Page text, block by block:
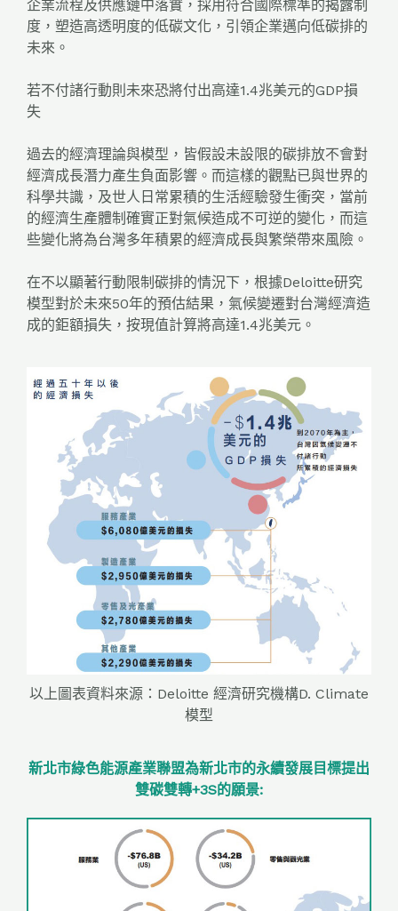
企業流程及供應鏈中落實，採用符合國際標準的揭露制
度，塑造高透明度的低碳文化，引領企業邁向低碳排的
未來。
若不付諸行動則未來恐將付出高達1.4兆美元的GDP損
失
過去的經濟理論與模型，皆假設未設限的碳排放不會對
經濟成長潛力產生負面影響。而這樣的觀點已與世界的
科學共識，及世人日常累積的生活經驗發生衝突，當前
的經濟生產體制確實正對氣候造成不可逆的變化，而這
些變化將為台灣多年積累的經濟成長與繁榮帶來風險。
在不以顯著行動限制碳排的情況下，根據Deloitte研究
模型對於未來50年的預估結果，氣候變遷對台灣經濟造
成的鉅額損失，按現值計算將高達1.4兆美元。
以上圖表資料來源：Deloitte 經濟研究機構D. Climate
模型
新北市綠色能源產業聯盟為新北市的永續發展目標提出
雙碳雙轉+3S的願景: